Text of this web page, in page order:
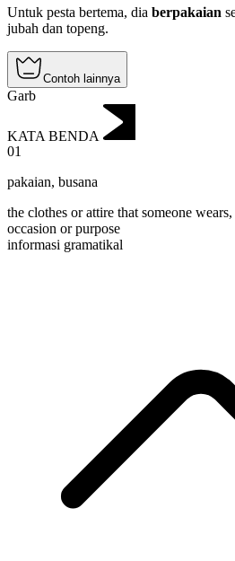
Untuk pesta bertema, dia berpakaian
jubah dan topeng.
Contoh lainnya
Garb
KATA BENDA
01
pakaian, busana
the clothes or attire that someone
occasion or purpose
informasi gramatikal